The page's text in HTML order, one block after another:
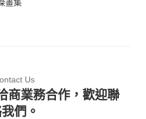
畫集
Us
商業務合作，歡迎聯
們。